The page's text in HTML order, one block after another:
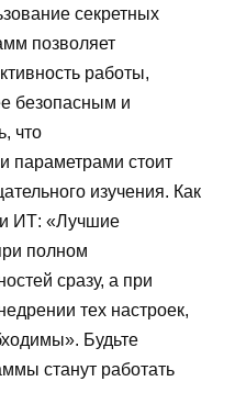
секретных
позволяет
работы,
безопасным и
что
параметрами стоит
изучения. Как
ИТ: «Лучшие
полном
сразу, а при
тех настроек,
Будьте
станут работать